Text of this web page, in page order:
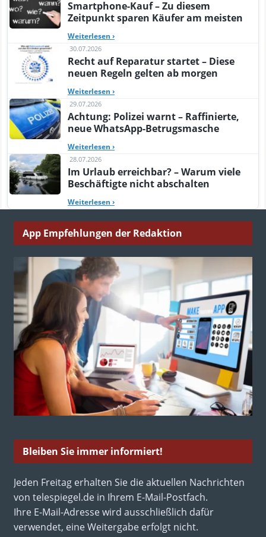
Smartphone-Kauf – Zu diesem
Zeitpunkt sparen Käufer am meisten
Weiterlesen ›
30.07.2026
Recht auf Reparatur startet – Diese
neuen Regeln gelten ab morgen
Weiterlesen ›
29.07.2026
Achtung: Polizei warnt – Raffinierte,
neue WhatsApp-Betrugsmasche
Weiterlesen ›
28.07.2026
Im Urlaub erreichbar? – Warum viele
Beschäftigte nicht abschalten
Weiterlesen ›
App Empfehlungen der Redaktion
Bleiben Sie immer informiert!
Jeden Freitag erhalten Sie die aktuellen Nachrichten
von telespiegel.de in Ihrem E-Mail-Postfach.
Ihre E-Mail-Adresse wird ausschließlich dafür
verwendet, eine Weitergabe erfolgt nicht.